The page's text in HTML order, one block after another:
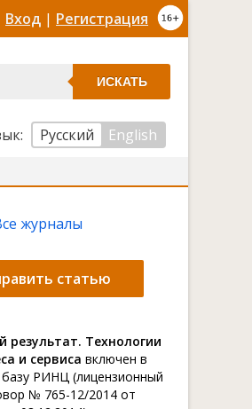
Вход | Регистрация
ИСКАТЬ
Русский
English
журналы
статью
результат. Технологии
и сервиса включен в
РИНЦ (лицензионный
№ 765-12/2014 от